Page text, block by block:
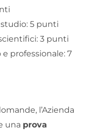
5 punti
3 punti
professionale: 7
l’Azienda
una prova